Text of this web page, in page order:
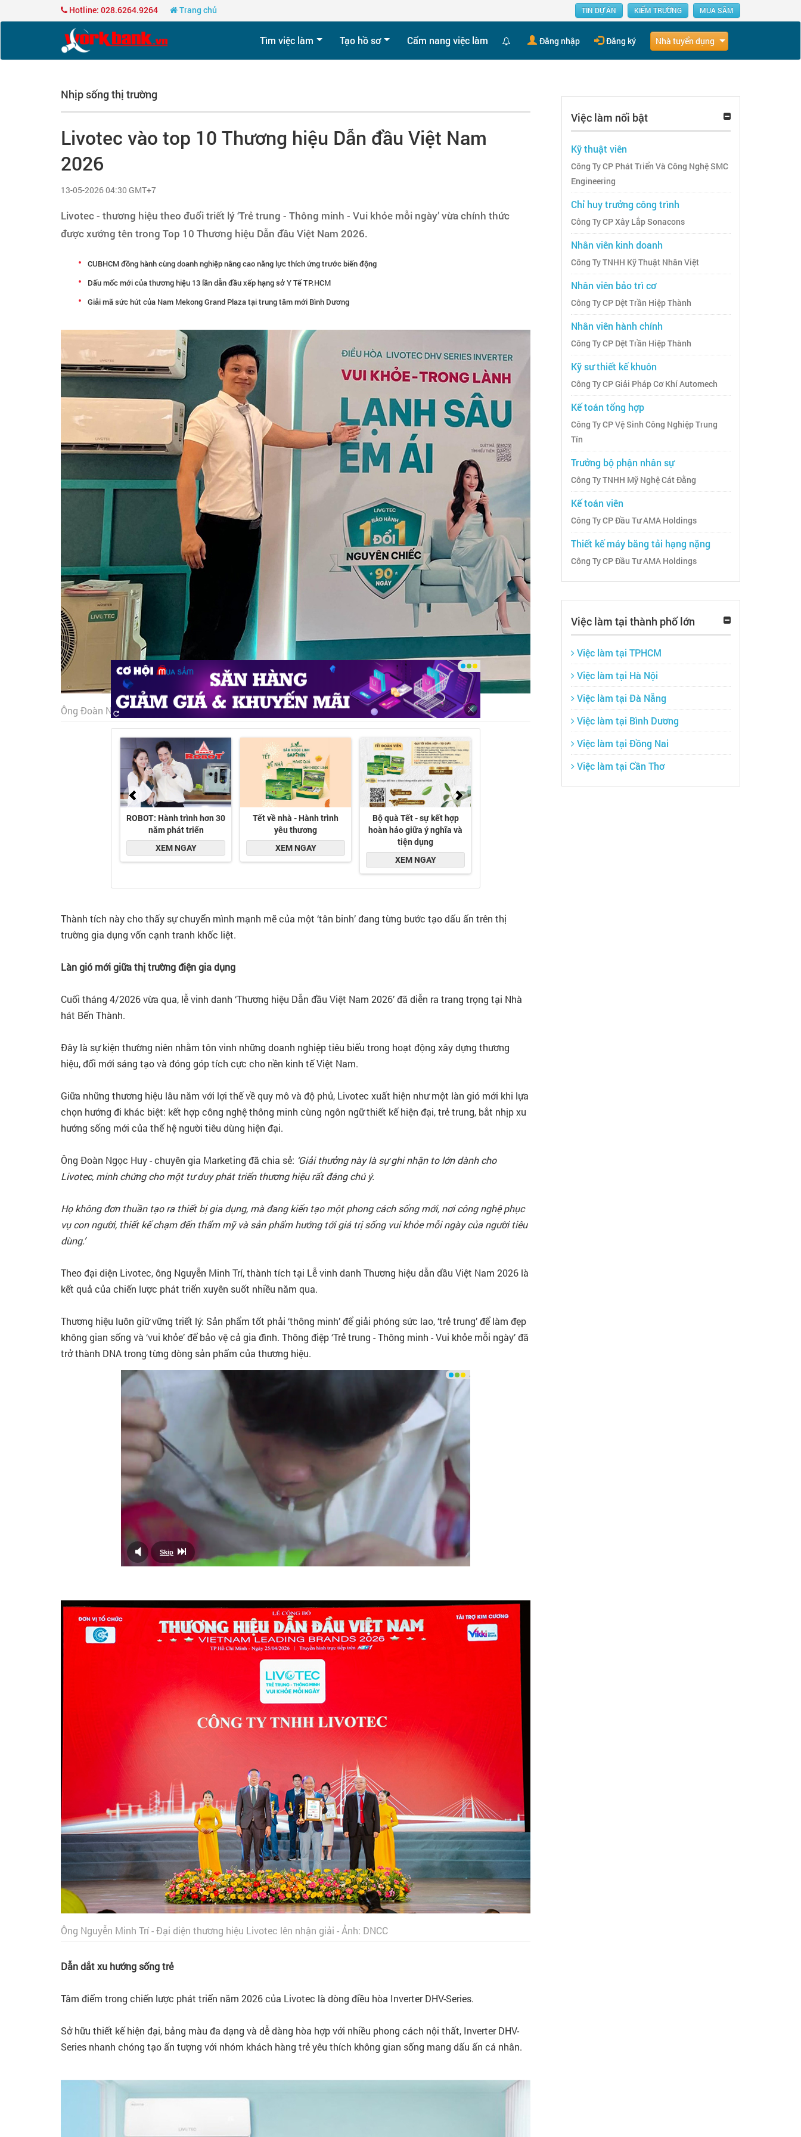
Hotline: 028.6264.9264 Trang chủ TIN DỰ ÁN KIẾM TRƯỜNG MUA SẮM
Tìm việc làm Tạo hồ sơ Cẩm nang việc làm Đăng nhập Đăng ký Nhà tuyển dụng
Nhịp sống thị trường
Livotec vào top 10 Thương hiệu Dẫn đầu Việt Nam
2026
13-05-2026 04:30 GMT+7
Livotec - thương hiệu theo đuổi triết lý ‘Trẻ trung - Thông minh - Vui khỏe mỗi ngày’ vừa chính thức
được xướng tên trong Top 10 Thương hiệu Dẫn đầu Việt Nam 2026.
CUBHCM đồng hành cùng doanh nghiệp nâng cao năng lực thích ứng trước biến động
Dấu mốc mới của thương hiệu 13 lần dẫn đầu xếp hạng sở Y Tế TP.HCM
Giải mã sức hút của Nam Mekong Grand Plaza tại trung tâm mới Bình Dương
Ông Đoàn Ngọc Huy tại lễ ra mắt dòng điều hòa Livotec Inverter DHV-Series - Ảnh: DNCC
Thành tích này cho thấy sự chuyển mình mạnh mẽ của một ‘tân binh’ đang từng bước tạo dấu ấn trên thị
trường gia dụng vốn cạnh tranh khốc liệt.
Làn gió mới giữa thị trường điện gia dụng
Cuối tháng 4/2026 vừa qua, lễ vinh danh ‘Thương hiệu Dẫn đầu Việt Nam 2026’ đã diễn ra trang trọng tại Nhà
hát Bến Thành.
Đây là sự kiện thường niên nhằm tôn vinh những doanh nghiệp tiêu biểu trong hoạt động xây dựng thương
hiệu, đổi mới sáng tạo và đóng góp tích cực cho nền kinh tế Việt Nam.
Giữa những thương hiệu lâu năm với lợi thế về quy mô và độ phủ, Livotec xuất hiện như một làn gió mới khi lựa
chọn hướng đi khác biệt: kết hợp công nghệ thông minh cùng ngôn ngữ thiết kế hiện đại, trẻ trung, bắt nhịp xu
hướng sống mới của thế hệ người tiêu dùng hiện đại.
Ông Đoàn Ngọc Huy - chuyên gia Marketing đã chia sẻ: ‘Giải thưởng này là sự ghi nhận to lớn dành cho
Livotec, minh chứng cho một tư duy phát triển thương hiệu rất đáng chú ý.
Họ không đơn thuần tạo ra thiết bị gia dụng, mà đang kiến tạo một phong cách sống mới, nơi công nghệ phục
vụ con người, thiết kế chạm đến thẩm mỹ và sản phẩm hướng tới giá trị sống vui khỏe mỗi ngày của người tiêu
dùng.’
Theo đại diện Livotec, ông Nguyễn Minh Trí, thành tích tại Lễ vinh danh Thương hiệu dẫn dầu Việt Nam 2026 là
kết quả của chiến lược phát triển xuyên suốt nhiều năm qua.
Thương hiệu luôn giữ vững triết lý: Sản phẩm tốt phải ‘thông minh’ để giải phóng sức lao, ‘trẻ trung’ để làm đẹp
không gian sống và ‘vui khỏe’ để bảo vệ cả gia đình. Thông điệp ‘Trẻ trung - Thông minh - Vui khỏe mỗi ngày’ đã
trở thành DNA trong từng dòng sản phẩm của thương hiệu.
Ông Nguyễn Minh Trí - Đại diện thương hiệu Livotec lên nhận giải - Ảnh: DNCC
Dẫn dắt xu hướng sống trẻ
Tâm điểm trong chiến lược phát triển năm 2026 của Livotec là dòng điều hòa Inverter DHV-Series.
Sở hữu thiết kế hiện đại, bảng màu đa dạng và dễ dàng hòa hợp với nhiều phong cách nội thất, Inverter DHV-
Series nhanh chóng tạo ấn tượng với nhóm khách hàng trẻ yêu thích không gian sống mang dấu ấn cá nhân.
Việc làm nổi bật
Kỹ thuật viên
Công Ty CP Phát Triển Và Công Nghệ SMC
Engineering
Chỉ huy trưởng công trình
Công Ty CP Xây Lắp Sonacons
Nhân viên kinh doanh
Công Ty TNHH Kỹ Thuật Nhân Việt
Nhân viên bảo trì cơ
Công Ty CP Dệt Trần Hiệp Thành
Nhân viên hành chính
Công Ty CP Dệt Trần Hiệp Thành
Kỹ sư thiết kế khuôn
Công Ty CP Giải Pháp Cơ Khí Automech
Kế toán tổng hợp
Công Ty CP Vệ Sinh Công Nghiệp Trung
Tín
Trưởng bộ phận nhân sự
Công Ty TNHH Mỹ Nghệ Cát Đằng
Kế toán viên
Công Ty CP Đầu Tư AMA Holdings
Thiết kế máy băng tải hạng nặng
Công Ty CP Đầu Tư AMA Holdings
Việc làm tại thành phố lớn
Việc làm tại TPHCM
Việc làm tại Hà Nội
Việc làm tại Đà Nẵng
Việc làm tại Bình Dương
Việc làm tại Đồng Nai
Việc làm tại Cần Thơ